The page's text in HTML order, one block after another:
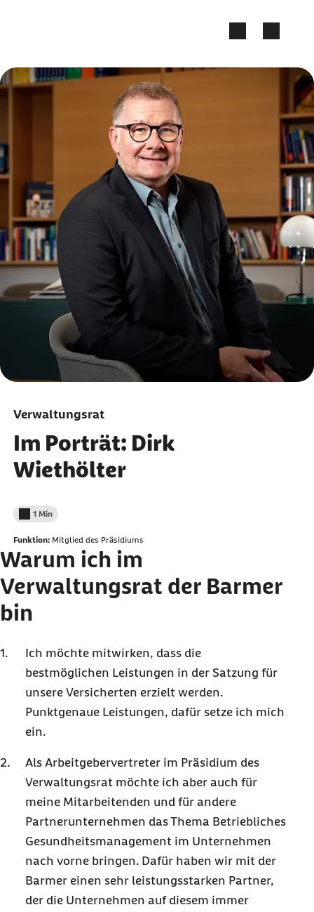
Verwaltungsrat
Im Porträt: Dirk
Wiethölter
Lesedauer weniger als
1 Min
Funktion: Mitglied des Präsidiums
Warum ich im
Verwaltungsrat der Barmer
bin
Ich möchte mitwirken, dass die
bestmöglichen Leistungen in der Satzung für
unsere Versicherten erzielt werden.
Punktgenaue Leistungen, dafür setze ich mich
ein.
Als Arbeitgebervertreter im Präsidium des
Verwaltungsrat möchte ich aber auch für
meine Mitarbeitenden und für andere
Partnerunternehmen das Thema Betriebliches
Gesundheitsmanagement im Unternehmen
nach vorne bringen. Dafür haben wir mit der
Barmer einen sehr leistungsstarken Partner,
der die Unternehmen auf diesem immer